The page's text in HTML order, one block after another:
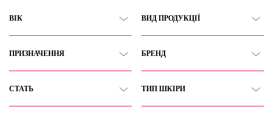
ВІК ВИД ПРОДУКЦІЇ
ПРИЗНАЧЕННЯ БРЕНД
СТАТЬ ТИП ШКІРИ